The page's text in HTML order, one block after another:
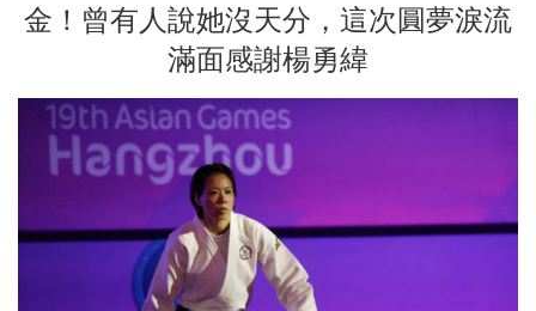
金！曾有人說她沒天分，這次圓夢淚流
滿面感謝楊勇緯